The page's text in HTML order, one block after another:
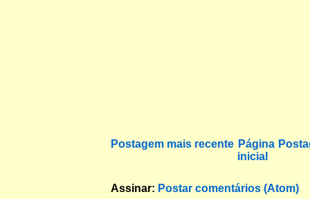
Postagem mais recente Página
inicial
Assinar: Postar comentários (Atom)